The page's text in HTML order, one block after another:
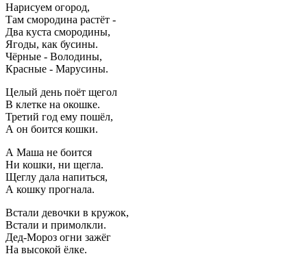
Нарисуем огород,
Там смородина растёт -
Два куста смородины,
Ягоды, как бусины.
Чёрные - Володины,
Красные - Марусины.
Целый день поёт щегол
В клетке на окошке.
Третий год ему пошёл,
А он боится кошки.
А Маша не боится
Ни кошки, ни щегла.
Щеглу дала напиться,
А кошку прогнала.
Встали девочки в кружок,
Встали и примолкли.
Дед-Мороз огни зажёг
На высокой ёлке.